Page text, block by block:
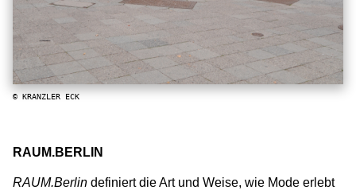
© KRANZLER ECK
RAUM.BERLIN
RAUM.Berlin definiert die Art und Weise, wie Mode erlebt